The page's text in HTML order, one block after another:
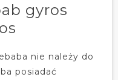
gyros
nie należy do
posiadać